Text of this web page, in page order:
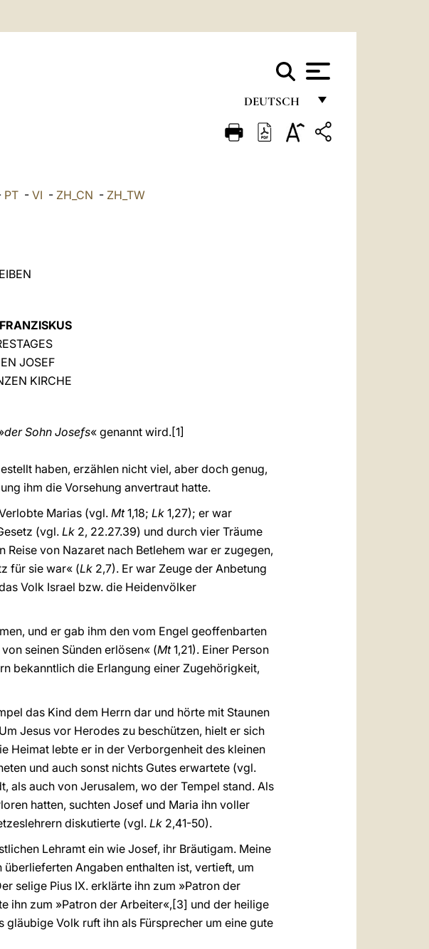
DEUTSCH
FRANÇAIS
PT - VI - ZH_CN - ZH_TW
JOSEF
KIRCHE
der Sohn Josefs« genannt wird.[1]
haben, erzählen nicht viel, aber doch genug,
ihm die Vorsehung anvertraut hatte.
Marias (vgl. Mt1,18; Lk 1,27); er war
(vgl. Lk 2, 22.27.39) und durch vier Träume
Reise von Nazaret nach Betlehem war er zugegen,
für sie war« (Lk 2,7). Er war Zeuge der Anbetung
Volk Israel bzw. die Heidenvölker
und er gab ihm den vom Engel geoffenbarten
seinen Sünden erlösen« (Mt1,21). Einer Person
bekanntlich die Erlangung einer Zugehörigkeit,
das Kind dem Herrn dar und hörte mit Staunen
Jesus vor Herodes zu beschützen, hielt er sich
Heimat lebte er in der Verborgenheit des kleinen
und auch sonst nichts Gutes erwartete (vgl.
als auch von Jerusalem, wo der Tempel stand. Als
hatten, suchten Josef und Maria ihn voller
diskutierte (vgl. Lk 2,41-50).
Lehramt ein wie Josef, ihr Bräutigam. Meine
Angaben enthalten ist, vertieft, um
selige Pius IX. erklärte ihn zum »Patron der
ihn zum »Patron der Arbeiter«,[3] und der heilige
gläubige Volk ruft ihn als Fürsprecher um eine gute